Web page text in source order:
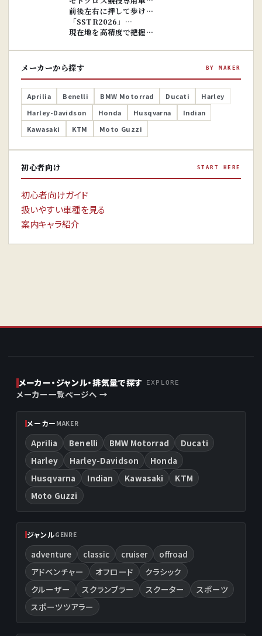
前後左右に押して歩け…
「SSTR2026」…
現在地を高精度で把握…
メーカーから探す BY MAKER
Aprilia Benelli BMW Motorrad Ducati
Harley
Harley-Davidson
Honda Husqvarna
Indian
Kawasaki
KTM Moto Guzzi
初心者向け START HERE
初心者向けガイド
扱いやすい車種を見る
案内キャラ紹介
メーカー・ジャンル・排気量で探す EXPLORE
メーカー一覧ページへ →
メーカー MAKER
Aprilia Benelli BMW Motorrad
Ducati
Harley
Harley-Davidson
Honda
Husqvarna
Indian Kawasaki
KTM
Moto Guzzi
ジャンルGENRE
adventure classic cruiser
offroad
アドベンチャー
オフロード
クラシック
クルーザー
スクランブラー スクーター
スポーツ
スポーツツアラー